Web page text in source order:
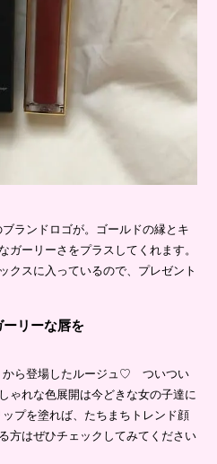
ランドロゴが。ゴールドの縁とキ
ガーリーさをプラスしてくれます。
クスに入っているので、プレゼント
リーな唇を
から登場したルージュ♡ ついつい
ゃれな色展開は今どきな女の子達に
プを塗れば、たちまちトレンド顔
方はぜひチェックしてみてください